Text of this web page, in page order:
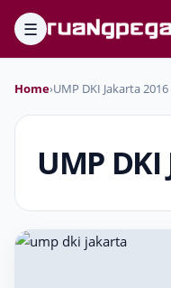
☰
Home›UMP DKI Jakarta 2016
UMP